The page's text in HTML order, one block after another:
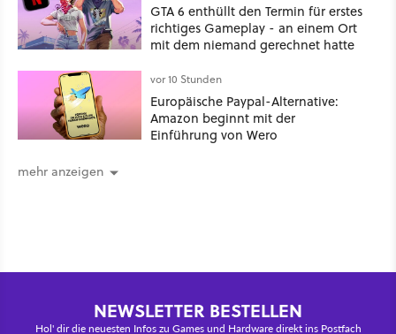
GTA 6 enthüllt den Termin für erstes
richtiges Gameplay - an einem Ort
mit dem niemand gerechnet hatte
vor 10 Stunden
Europäische Paypal-Alternative:
Amazon beginnt mit der
Einführung von Wero
mehr anzeigen
NEWSLETTER BESTELLEN
Hol' dir die neuesten Infos zu Games und Hardware direkt ins Postfach